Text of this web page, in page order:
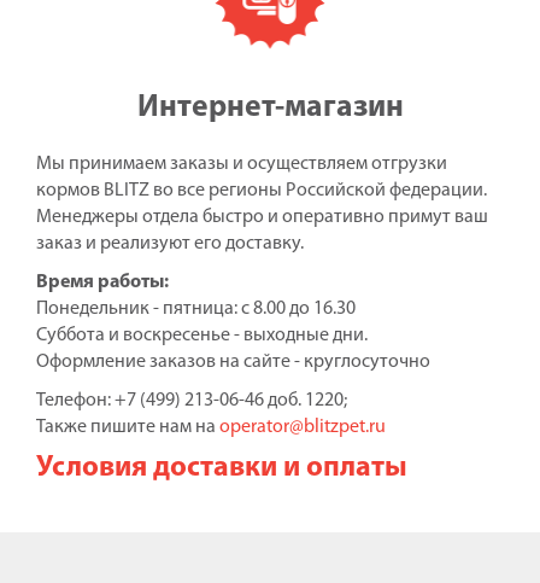
Интернет-магазин
Мы принимаем заказы и осуществляем отгрузки
кормов BLITZ во все регионы Российской федерации.
Менеджеры отдела быстро и оперативно примут ваш
заказ и реализуют его доставку.
Время работы:
Понедельник - пятница: с 8.00 до 16.30
Суббота и воскресенье - выходные дни.
Оформление заказов на сайте - круглосуточно
Телефон: +7 (499) 213-06-46 доб. 1220;
Также пишите нам на operator@blitzpet.ru
Условия доставки и оплаты